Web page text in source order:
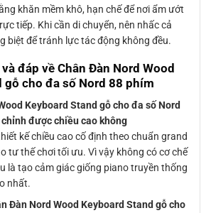
khăn mềm khô, hạn chế để nơi ẩm ướt
tiếp. Khi cần di chuyển, nên nhấc cả
biệt để tránh lực tác động không đều.
đáp về Chân Đàn Nord Wood
gỗ cho đa số Nord 88 phím
Keyboard Stand gỗ cho đa số Nord
được chiều cao không
kế chiều cao cố định theo chuẩn grand
tư thế chơi tối ưu. Vì vậy không có cơ chế
là tạo cảm giác giống piano truyền thống
nhất.
Đàn Nord Wood Keyboard Stand gỗ cho